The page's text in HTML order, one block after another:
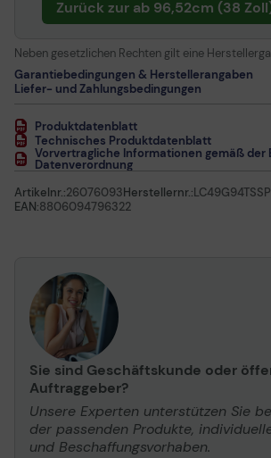
Zurück zur ab 96,52cm (38
Neben gesetzlichen Rechten gilt eine
Garantiebedingungen & Herstellerangaben
Liefer- und Zahlungsbedingungen
Produktdatenblatt
Technisches Produktdatenblatt
Vorvertragliche Informationen gemäß der
Datenverordnung
Artikelnr.:26076093Herstellernr.:
EAN:8806094796322
Sie sind Geschäftskunde oder
Auftraggeber?
Unsere Experten unterstützen Sie
der passenden Produkte,
und Beschaffungsvorhaben.